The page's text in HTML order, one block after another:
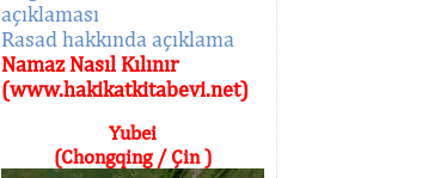
açıklaması
Rasad hakkında açıklama
Namaz Nasıl Kılınır
(www.hakikatkitabevi.net)
Yubei
(Chongqing / Çin )